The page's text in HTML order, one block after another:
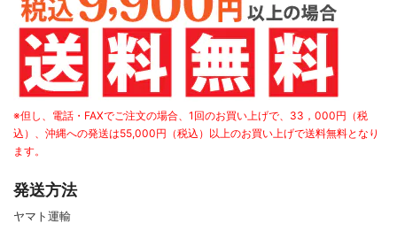
※但し、電話・FAXでご注文の場合、1回のお買い上げで、33，000円（税
込）、沖縄への発送は55,000円（税込）以上のお買い上げで送料無料となり
ます。
発送方法
ヤマト運輸